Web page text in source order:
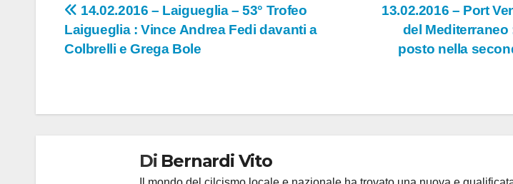
Navigazione
articoli
13.02.2016 – Port
del Mediterraneo
posto nella
14.02.2016 – Laigueglia – 53° Trofeo
Laigueglia : Vince Andrea Fedi davanti a
Colbrelli e Grega Bole
Di Bernardi Vito